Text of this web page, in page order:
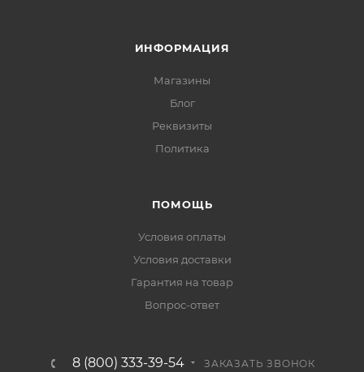
ИНФОРМАЦИЯ
Магазины
Блог
Реквизиты
Политика
ПОМОЩЬ
Условия оплаты
Условия доставки
Гарантия на товар
Вопрос-ответ
8 (800) 333-39-54 ЗАКАЗАТЬ ЗВОНОК